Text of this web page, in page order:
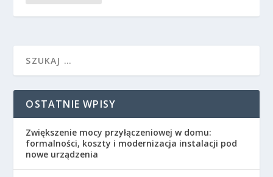
OSTATNIE WPISY
Zwiększenie mocy przyłączeniowej w domu:
formalności, koszty i modernizacja instalacji pod
nowe urządzenia